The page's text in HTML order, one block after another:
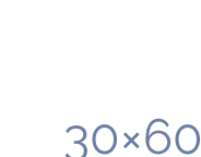
30×60